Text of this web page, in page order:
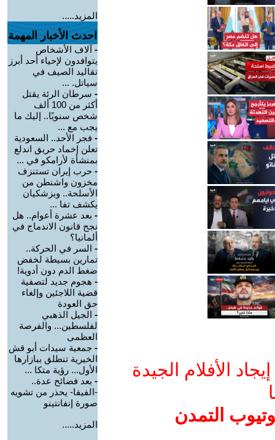
الأفلام الجيدة
التمدن
المزيد.....
احدث الأخبار المهمة
- آلاف الأشخاص
يتوافدون لإحياء أحد أبرز
تقاليد الصيف في
سياتل. ...
- سرطان الرئة يقتل
أكثر من 100 ألف
شخص سنويًا.. إليك ما
يجب مع ...
- فجر الأحد.. السعودية
تعلن إخماد حريق اندلع
بمنشأة لأرامكو في ...
- حرب إيران تستنزف
مخزون واشنطن من
الأسلحة.. وبزشكيان
يكشف تفا ...
- بعد عشرة أعوام.. هل
نجح قانون الاندماج في
ألمانيا؟
- السر في الحركة..
تمارين بسيطة لخفض
ضغط الدم دون أدوية!
- هجوم جديد لتصفية
قضية اللاجئين وإلغاء
حق العودة
- الجيل الذهبي
لفلسطين... والفرصة
العظمى
- جمعية سيدات أبو قش
الخيرية تنطلق ببازارها
الأول... رؤية متكا ...
- بعد فضائح عدة..
-الفيفا- يحذر من تشويه
صورة إنفانتينو
المزيد.....